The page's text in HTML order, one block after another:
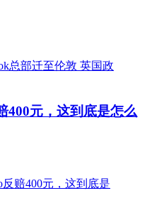
400元，这到底是怎么